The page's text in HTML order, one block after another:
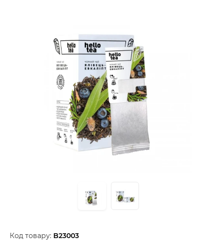
Код товару: B23003